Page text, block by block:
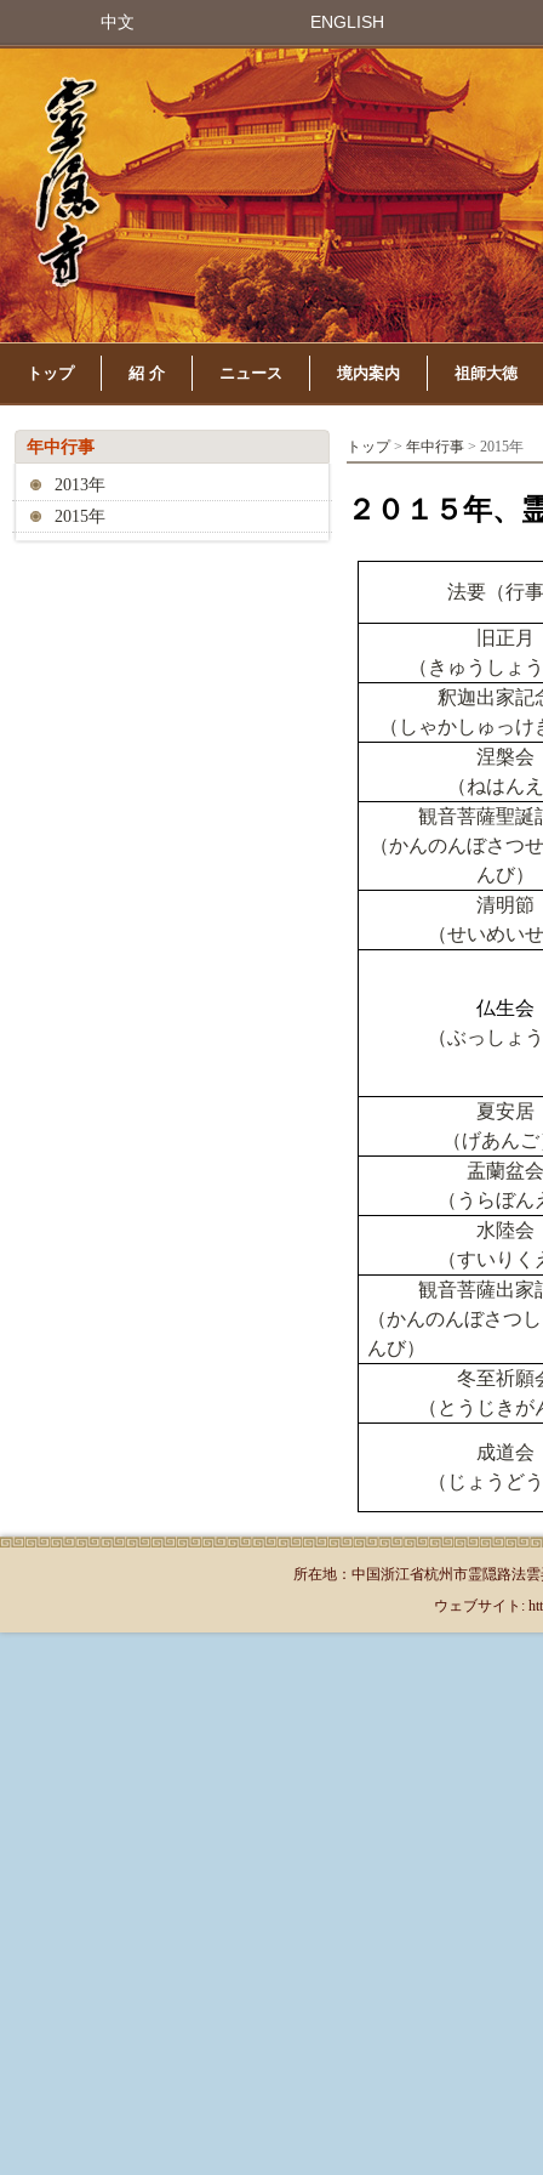
中文 ENGLISH
トップ 紹 介 ニュース 境内案内 祖師大徳
年中行事
2013年
2015年
トップ> 年中行事 > 2015年
２０１５年、
法要（行
旧正月
（きゅうしょ
釈迦出家記
（しゃかしゅっ
涅槃会
（ねはん
観音菩薩聖誕
（かんのんぼさつ
んび）
清明節
（せいめい
仏生会
（ぶっしょ
夏安居
（げあん
盂蘭盆会
（うらぼん
水陸会
（すいりく
観音菩薩出家
（かんのんぼさつ
んび）
冬至祈願
（とうじきが
成道会
（じょうど
所在地：中国浙江省杭州市霊隠路法
ウェブサイト: